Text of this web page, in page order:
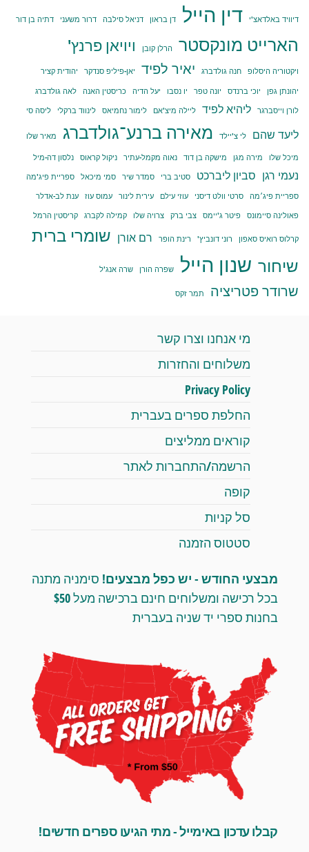
דיוויד באלדאצ'י דין הייל דן בראון דניאל סילבה דרור משעני דתיה בן דור
הארייט מונקסטר הרלן קובן ויויאן פרנץ'
ויקטוריה היסלופ חנה גולדברג יאיר לפיד יאן-פיליפ סנדקר יהודית קציר
יהונתן גפן יוכי ברנדס יונה טפר יו נסבו יעל הדיה כריסטין האנה
לאה גולדברג
לורן וייסברגר
ליהיא לפיד ליילה מיצ'אם לימור נחמיאס לינווד ברקלי ליסה סי
ליעד שהם לי צ'יילד מאירה ברנע־גולדברג מאיר שלו
מיכל שלו מירה מגן מישקה בן דוד נאוה מקמל-עתיר ניקול קראוס נלסון דה-מיל
נעמי רגן סביון ליברכט סטיב ברי סמדר שיר סמי מיכאל
ספריית פיג'מה
ספריית פיג׳מה
סרטי וולט דיסני עוזי עילם עירית לינור עמוס עוז
ענת לב-אדלר
פאולינה סיימונס
פיטר ג'יימס צבי ברק צרויה שלו קמילה לקברג קריסטין הרמל
קרלוס רואיס סאפון רוני דונביץ' רינת הופר רם אורן שומרי ברית
שיחור שנון הייל שפרה הורן שרה אנג'ל
שרודר פטריציה תמר זקס
מי אנחנו וצרו קשר
משלוחים והחזרות
Privacy Policy
החלפת ספרים בעברית
קוראים ממליצים
הרשמה/התחברות לאתר
קופה
סל קניות
סטטוס הזמנה
מבצעי החודש - יש כפל מבצעים! סימניה מתנה
בכל רכישה ומשלוחים חינם ברכישה מעל $50
בחנות ספרי יד שניה בעברית
קבלו עדכון באימייל - מתי הגיעו ספרים חדשים!